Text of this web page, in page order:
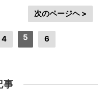
4 5 6
次のページヘ >
事